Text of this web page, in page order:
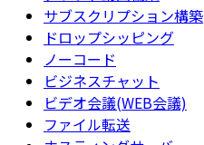
サブスクリプション構築
ドロップシッピング
ノーコード
ビジネスチャット
ビデオ会議(WEB会議)
ファイル転送